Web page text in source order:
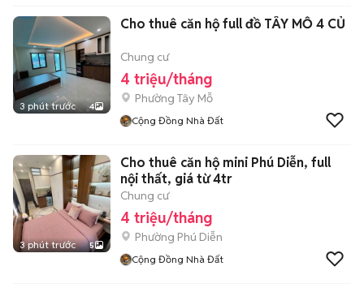
3 phút trước 4
Cho thuê căn hộ full đồ TÂY MỖ 4 CỦ
Chung cư
4 triệu/tháng
Phường Tây Mỗ
Cộng Đồng Nhà Đất
3 phút trước 5
Cho thuê căn hộ mini Phú Diễn, full
nội thất, giá từ 4tr
Chung cư
4 triệu/tháng
Phường Phú Diễn
Cộng Đồng Nhà Đất